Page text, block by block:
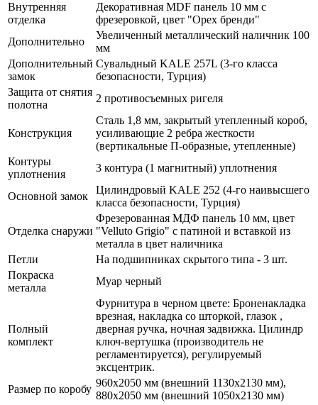
Внутренняя
отделка
Декоративная MDF панель 10 мм с
фрезеровкой, цвет "Орех бренди"
Дополнительно
Увеличенный металлический наличник 100
мм
Дополнительный
замок
Сувальдный KALE 257L (3-го класса
безопасности, Турция)
Защита от снятия
полотна
2 противосъемных ригеля
Конструкция
Сталь 1,8 мм, закрытый утепленный короб,
усиливающие 2 ребра жесткости
(вертикальные П-образные, утепленные)
Контуры
уплотнения
3 контура (1 магнитный) уплотнения
Основной замок
Цилиндровый KALE 252 (4-го наивысшего
класса безопасности, Турция)
Отделка снаружи
Фрезерованная МДФ панель 10 мм, цвет
"Velluto Grigio" с патиной и вставкой из
металла в цвет наличника
Петли
На подшипниках скрытого типа - 3 шт.
Покраска
металла
Муар черный
Полный
комплект
Фурнитура в черном цвете: Броненакладка
врезная, накладка со шторкой, глазок ,
дверная ручка, ночная задвижка. Цилиндр
ключ-вертушка (производитель не
регламентируется), регулируемый
эксцентрик.
Размер по коробу
960х2050 мм (внешний 1130х2130 мм),
880х2050 мм (внешний 1050х2130 мм)